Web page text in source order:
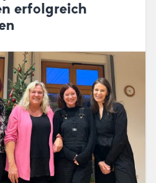
erfolgreich